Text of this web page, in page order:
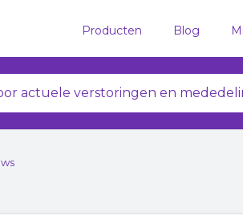
Producten Blog
actuele verstoringen en